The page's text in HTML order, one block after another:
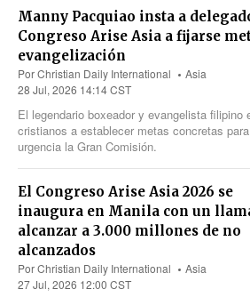
Manny Pacquiao insta a
Congreso Arise Asia a fijarse
evangelización
PorChristian Daily International
Asia
28 Jul, 2026 14:14 CST
El legendario boxeador y evangelista filipino
cristianos a establecer metas concretas
urgencia la Gran Comisión.
El Congreso Arise Asia 2026 se
inaugura en Manila con un
alcanzar a 3.000 millones de no
alcanzados
PorChristian Daily International
Asia
27 Jul, 2026 12:00 CST